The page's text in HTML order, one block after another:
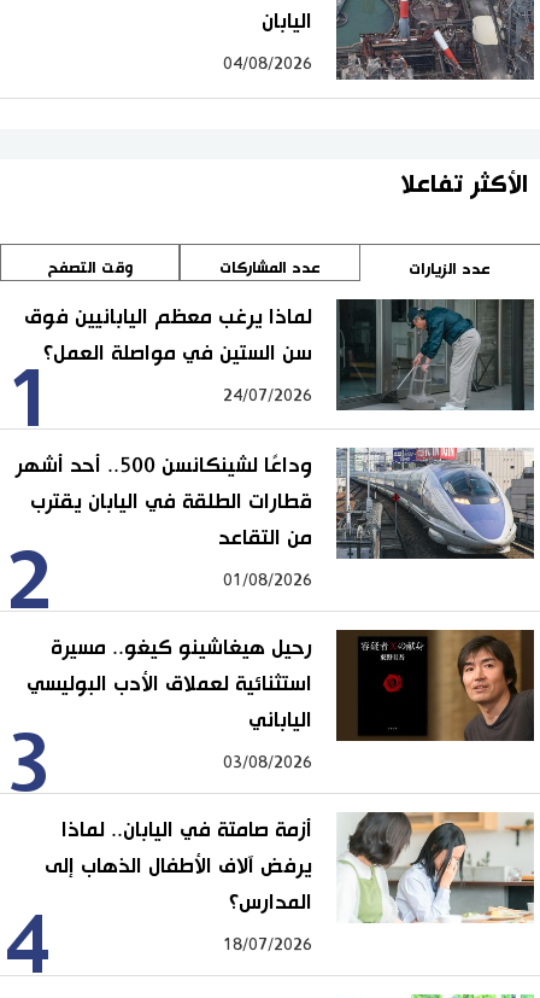
اليابان
04/08/2026
الأكثر تفاعلا
عدد الزيارات عدد المشاركات وقت التصفح
1
لماذا يرغب معظم اليابانيين فوق
سن الستين في مواصلة العمل؟
24/07/2026
2
وداعًا لشينكانسن 500.. أحد أشهر
قطارات الطلقة في اليابان يقترب
من التقاعد
01/08/2026
3
رحيل هيغاشينو كيغو.. مسيرة
استثنائية لعملاق الأدب البوليسي
الياباني
03/08/2026
4
أزمة صامتة في اليابان.. لماذا
يرفض آلاف الأطفال الذهاب إلى
المدارس؟
18/07/2026